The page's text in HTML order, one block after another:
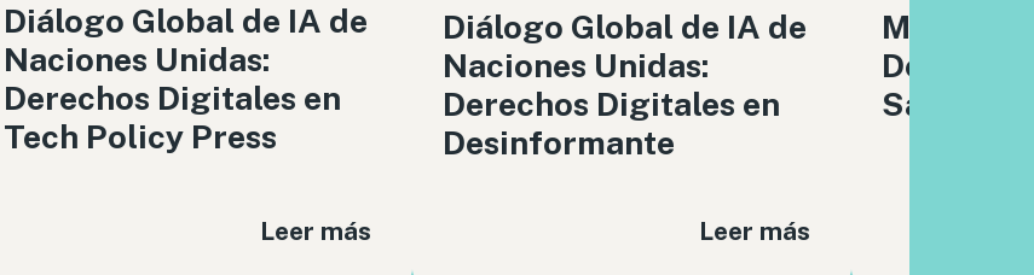
Diálogo Global de IA de
Naciones Unidas:
Derechos Digitales en
Tech Policy Press
Leer más
Diálogo Global de IA de
Naciones Unidas:
Derechos Digitales en
Desinformante
Leer más
Meta, IA
Sabueso